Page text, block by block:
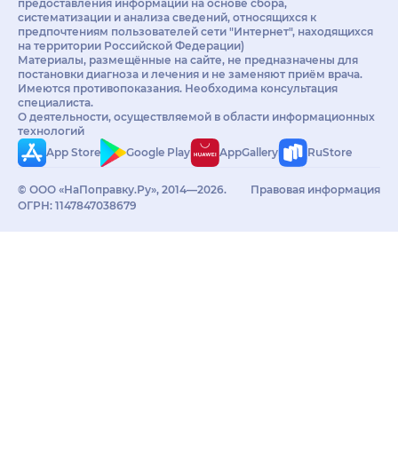
предоставления информации на основе сбора,
систематизации и анализа сведений, относящихся к
предпочтениям пользователей сети "Интернет", находящихся
на территории Российской Федерации)
Материалы, размещённые на сайте, не предназначены для
постановки диагноза и лечения и не заменяют приём врача.
Имеются противопоказания. Необходима консультация
специалиста.
О деятельности, осуществляемой в области информационных
технологий
App Store
Google Play AppGallery RuStore
© ООО «НаПоправку.Ру», 2014—2026.
ОГРН: 1147847038679
Правовая информация